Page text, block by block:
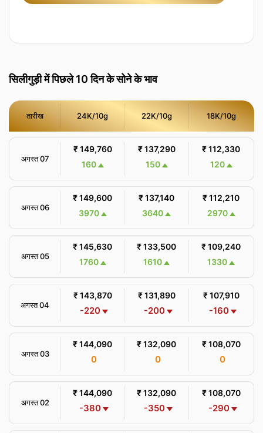
सिलीगुड़ी में पिछले 10 दिन के सोने के भाव
तारीख 24K/10g 22K/10g 18K/10g
अगस्त 07
₹ 149,760
160
₹ 137,290
150
₹ 112,330
120
अगस्त 06
₹ 149,600
3970
₹ 137,140
3640
₹ 112,210
2970
अगस्त 05
₹ 145,630
1760
₹ 133,500
1610
₹ 109,240
1330
अगस्त 04
₹ 143,870
-220
₹ 131,890
-200
₹ 107,910
-160
अगस्त 03
₹ 144,090
0
₹ 132,090
0
₹ 108,070
0
अगस्त 02
₹ 144,090
-380
₹ 132,090
-350
₹ 108,070
-290